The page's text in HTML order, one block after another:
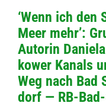
‘Wenn ich den
Meer mehr’:
Autorin
kower Kanals
Weg nach Bad
dorf — RB-